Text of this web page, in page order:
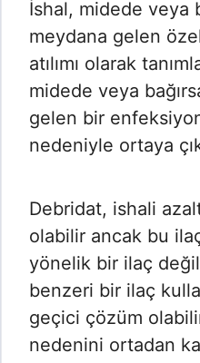
İshal, midede veya
meydana gelen
atılımı olarak
midede veya
gelen bir
nedeniyle ortaya
Debridat, ishali
olabilir ancak bu
yönelik bir ilaç
benzeri bir ilaç
geçici çözüm
nedenini ortadan